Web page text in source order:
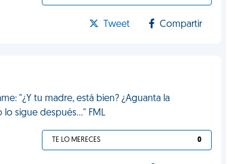
Tweet Compartir
"¿Y tu madre, está bien? ¿Aguanta la
sigue después..." FML
TE LO MERECES 0